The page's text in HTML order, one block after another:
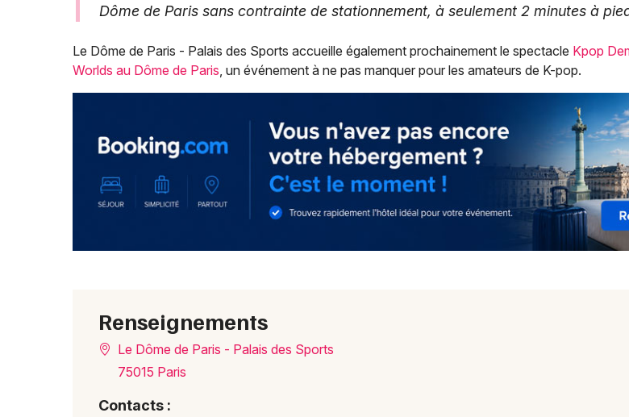
Dôme de Paris sans contrainte de stationnement, à seulement 2 minutes à
Le Dôme de Paris - Palais des Sports accueille également prochainement le spectacle Kpop
Worlds au Dôme de Paris, un événement à ne pas manquer pour les amateurs de K-pop.
Renseignements
Le Dôme de Paris - Palais des Sports
75015 Paris
Contacts :